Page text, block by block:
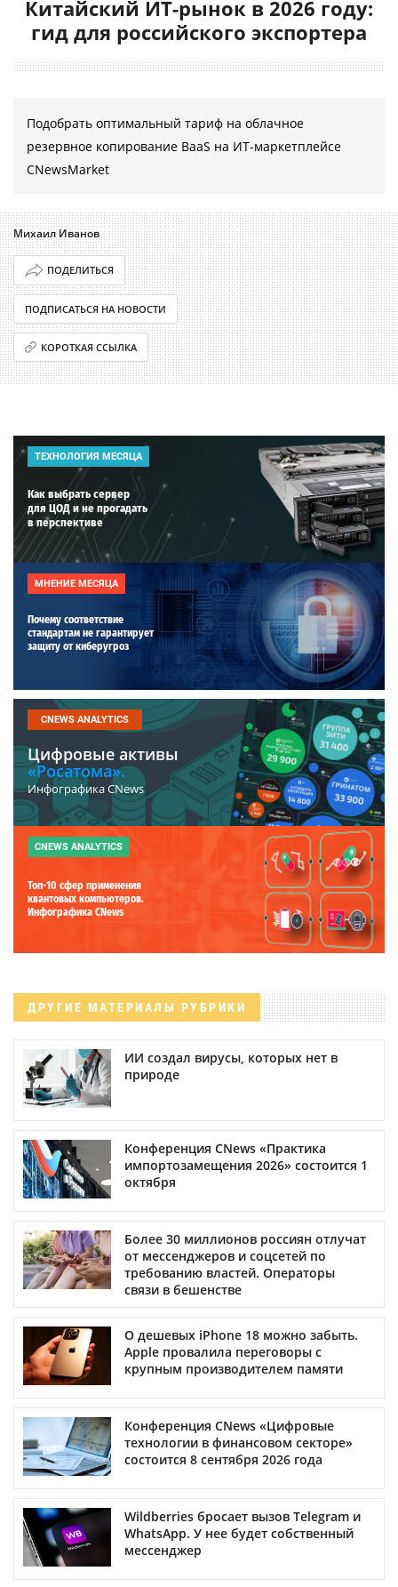
Китайский ИТ-рынок в 2026 году:
гид для российского экспортера
Подобрать оптимальный тариф на облачное
резервное копирование BaaS на ИТ-маркетплейсе
CNewsMarket
Михаил Иванов
ПОДЕЛИТЬСЯ
ПОДПИСАТЬСЯ НА НОВОСТИ
КОРОТКАЯ ССЫЛКА
ТЕХНОЛОГИЯ МЕСЯЦА
Как выбрать сервер
для ЦОД и не прогадать
в перспективе
МНЕНИЕ МЕСЯЦА
Почему соответствие
стандартам не гарантирует
защиту от киберугроз
CNEWS ANALYTICS
Цифровые активы
«Росатома».
Инфографика CNews
CNEWS ANALYTICS
Топ-10 сфер применения
квантовых компьютеров.
Инфографика CNews
ДРУГИЕ МАТЕРИАЛЫ РУБРИКИ
ИИ создал вирусы, которых нет в
природе
Конференция CNews «Практика
импортозамещения 2026» состоится 1
октября
Более 30 миллионов россиян отлучат
от мессенджеров и соцсетей по
требованию властей. Операторы
связи в бешенстве
О дешевых iPhone 18 можно забыть.
Apple провалила переговоры с
крупным производителем памяти
Конференция CNews «Цифровые
технологии в финансовом секторе»
состоится 8 сентября 2026 года
Wildberries бросает вызов Telegram и
WhatsApp. У нее будет собственный
мессенджер